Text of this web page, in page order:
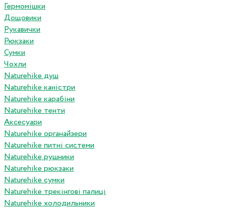
Гермомішки
Дощовики
Рукавички
Рюкзаки
Сумки
Чохли
Naturehike душ
Naturehike каністри
Naturehike карабіни
Naturehike тенти
Аксесуари
Naturehike органайзери
Naturehike питні системи
Naturehike рушники
Naturehike рюкзаки
Naturehike сумки
Naturehike трекінгові палиці
Naturehike холодильники